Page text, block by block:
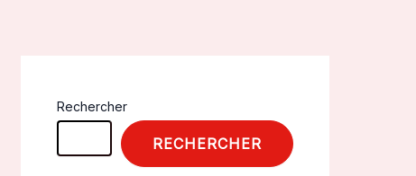
Rechercher
RECHERCHER